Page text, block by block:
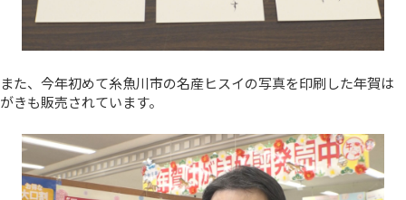
また、今年初めて糸魚川市の名産ヒスイの写真を印刷した年賀は
がきも販売されています。